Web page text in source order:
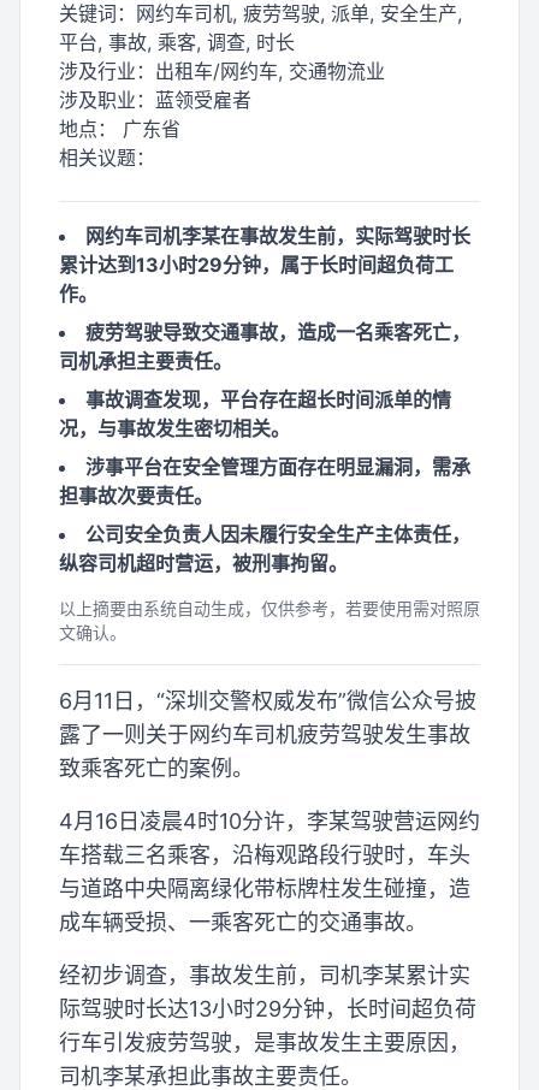
关键词： 网约车司机, 疲劳驾驶, 派单, 安全生产,
平台, 事故, 乘客, 调查, 时长
涉及行业： 出租车/网约车, 交通物流业
涉及职业： 蓝领受雇者
地点： 广东省
相关议题：
网约车司机李某在事故发生前，实际驾驶时长
累计达到13小时29分钟，属于长时间超负荷工
作。
疲劳驾驶导致交通事故，造成一名乘客死亡，
司机承担主要责任。
事故调查发现，平台存在超长时间派单的情
况，与事故发生密切相关。
涉事平台在安全管理方面存在明显漏洞，需承
担事故次要责任。
公司安全负责人因未履行安全生产主体责任，
纵容司机超时营运，被刑事拘留。
以上摘要由系统自动生成，仅供参考，若要使用需对照原
文确认。
6月11日，“深圳交警权威发布”微信公众号披
露了一则关于网约车司机疲劳驾驶发生事故
致乘客死亡的案例。
4月16日凌晨4时10分许，李某驾驶营运网约
车搭载三名乘客，沿梅观路段行驶时，车头
与道路中央隔离绿化带标牌柱发生碰撞，造
成车辆受损、一乘客死亡的交通事故。
经初步调查，事故发生前，司机李某累计实
际驾驶时长达13小时29分钟，长时间超负荷
行车引发疲劳驾驶，是事故发生主要原因，
司机李某承担此事故主要责任。